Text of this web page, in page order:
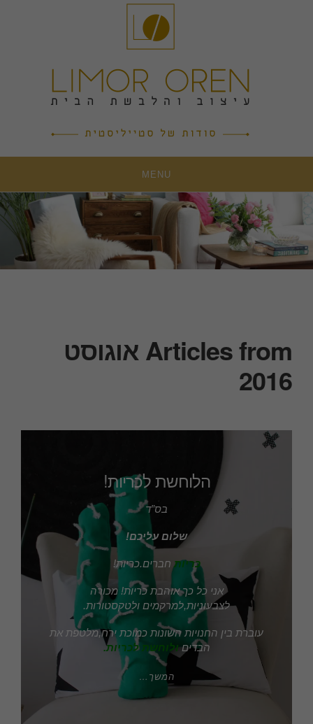
MENU
Articles from אוגוסט
2016
הלוחשת לכריות!
בס”ד
שלום עליכם!
כריות חברים.כריות!
אני כל כך אוהבת כריות! מכורה
לצבעוניות,למרקמים ולטקסטורות.
עוברת בין החנויות השונות כמוכת ירח,מלטפת את
הבדיםולוחשת לכריות.
המשך…